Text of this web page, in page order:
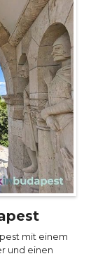
mit einem
und einen